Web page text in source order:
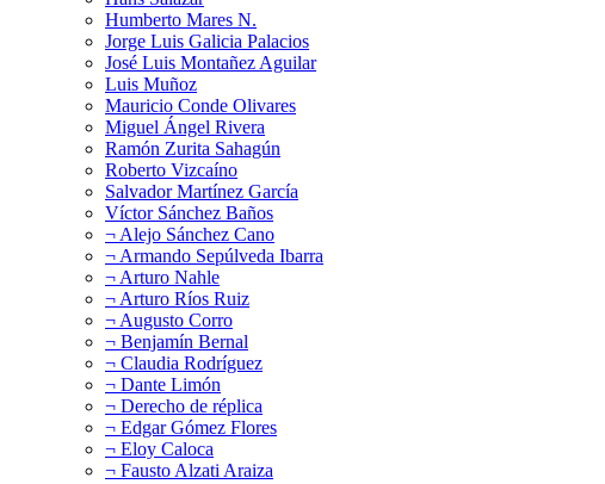
Humberto Mares N.
Jorge Luis Galicia Palacios
José Luis Montañez Aguilar
Luis Muñoz
Mauricio Conde Olivares
Miguel Ángel Rivera
Ramón Zurita Sahagún
Roberto Vizcaíno
Salvador Martínez García
Víctor Sánchez Baños
¬ Alejo Sánchez Cano
¬ Armando Sepúlveda Ibarra
¬ Arturo Nahle
¬ Arturo Ríos Ruiz
¬ Augusto Corro
¬ Benjamín Bernal
¬ Claudia Rodríguez
¬ Dante Limón
¬ Derecho de réplica
¬ Edgar Gómez Flores
¬ Eloy Caloca
¬ Fausto Alzati Araiza